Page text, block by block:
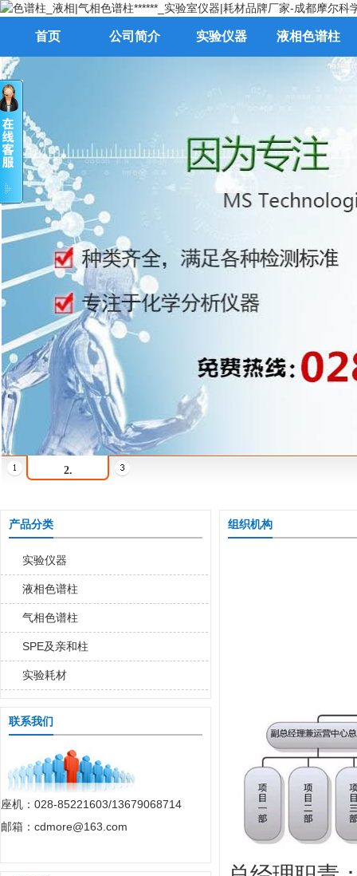
首页 公司简介 实验仪器 液相色谱柱
2.
产品分类
实验仪器
液相色谱柱
气相色谱柱
SPE及亲和柱
实验耗材
联系我们
座机：028-85221603/13679068714
邮箱：cdmore@163.com
组织机构